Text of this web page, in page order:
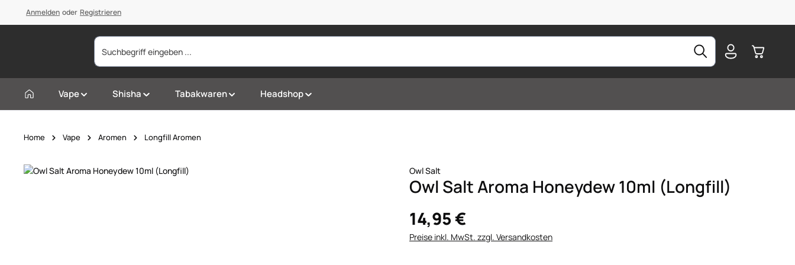
Zur Hauptnavigation springen
Anmelden oder Registrieren
Vape Shisha Tabakwaren Headshop
Home Vape Aromen Longfill Aromen
Bildergalerie überspringen Owl Salt
Owl Salt Aroma Honeydew 10ml (Longfill)
14,95 €
Preise inkl. MwSt. zzgl. Versandkosten